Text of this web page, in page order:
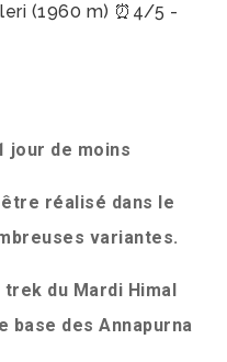
(1960 m) ⏰4/5 -
jour de moins
réalisé dans le
variantes.
du Mardi Himal
base des Annapurna